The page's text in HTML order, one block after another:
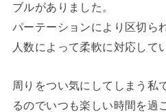
ブルがありました。
パーテーションにより区切ら
人数によって柔軟に対応して
周りをつい気にしてしまう私
るのでいつも楽しい時間を過